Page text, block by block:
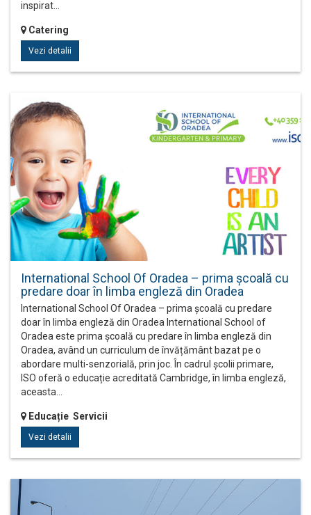
inspirat…
Catering
Vezi detalii
International School Of Oradea – prima şcoală cu
predare doar în limba engleză din Oradea
International School Of Oradea – prima şcoală cu predare
doar în limba engleză din Oradea International School of
Oradea este prima școală cu predare în limba engleză din
Oradea, având un curriculum de învățământ bazat pe o
abordare multi-senzorială, prin joc. În cadrul școlii primare,
ISO oferă o educație acreditată Cambridge, în limba engleză,
aceasta…
Educație Servicii
Vezi detalii